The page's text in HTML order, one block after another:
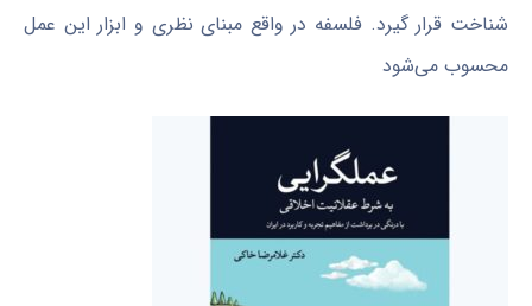
شناخت قرار گیرد. فلسفه در واقع مبنای نظری و ابزار این عمل
محسوب می‌شود